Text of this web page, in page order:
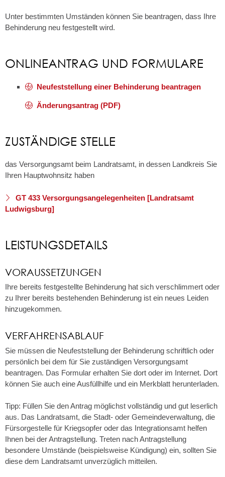
Unter bestimmten Umständen können Sie beantragen, dass Ihre
Behinderung neu festgestellt wird.
ONLINEANTRAG UND FORMULARE
Neufeststellung einer Behinderung beantragen
Änderungsantrag (PDF)
ZUSTÄNDIGE STELLE
das Versorgungsamt beim Landratsamt, in dessen Landkreis Sie
Ihren Hauptwohnsitz haben
GT 433 Versorgungsangelegenheiten [Landratsamt
Ludwigsburg]
LEISTUNGSDETAILS
VORAUSSETZUNGEN
Ihre bereits festgestellte Behinderung hat sich verschlimmert oder
zu Ihrer bereits bestehenden Behinderung ist ein neues Leiden
hinzugekommen.
VERFAHRENSABLAUF
Sie müssen die Neufeststellung der Behinderung schriftlich oder
persönlich bei dem für Sie zuständigen Versorgungsamt
beantragen. Das Formular erhalten Sie dort oder im Internet. Dort
können Sie auch eine Ausfüllhilfe und ein Merkblatt herunterladen.
Tipp: Füllen Sie den Antrag möglichst vollständig und gut leserlich
aus. Das Landratsamt, die Stadt- oder Gemeindeverwaltung, die
Fürsorgestelle für Kriegsopfer oder das Integrationsamt helfen
Ihnen bei der Antragstellung. Treten nach Antragstellung
besondere Umstände (beispielsweise Kündigung) ein, sollten Sie
diese dem Landratsamt unverzüglich mitteilen.